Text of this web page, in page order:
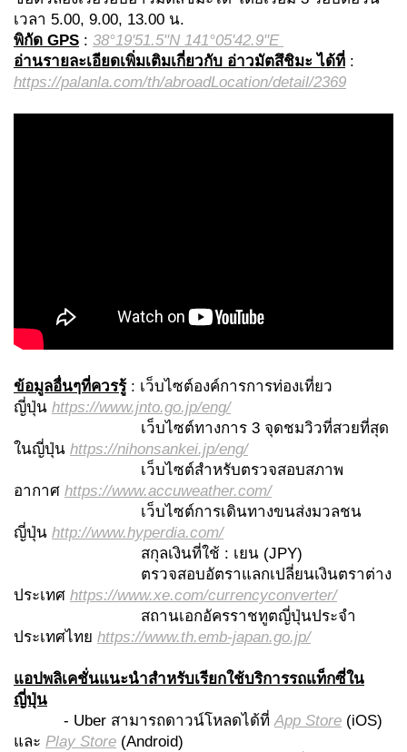
เวลา 5.00, 9.00, 13.00 น.
พิกัด GPS : 38°19'51.5"N 141°05'42.9"E
อ่านรายละเอียดเพิ่มเติมเกี่ยวกับ อ่าวมัตสึชิมะ ได้ที่ :
https://palanla.com/th/abroadLocation/detail/2369
ข้อมูลอื่นๆที่ควรรู้: เว็บไซต์องค์การการท่องเที่ยว
ญี่ปุ่น https://www.jnto.go.jp/eng/
เว็บไซต์ทางการ 3 จุดชมวิวที่สวยที่สุด
ในญี่ปุ่น https://nihonsankei.jp/eng/
เว็บไซต์สำหรับตรวจสอบสภาพ
อากาศ https://www.accuweather.com/
เว็บไซต์การเดินทางขนส่งมวลชน
ญี่ปุ่น http://www.hyperdia.com/
สกุลเงินที่ใช้ : เยน (JPY)
ตรวจสอบอัตราแลกเปลี่ยนเงินตราต่าง
ประเทศ https://www.xe.com/currencyconverter/
สถานเอกอัครราชทูตญี่ปุ่นประจำ
ประเทศไทย https://www.th.emb-japan.go.jp/
แอปพลิเคชั่นแนะนำสำหรับเรียกใช้บริการรถแท็กซี่ใน
ญี่ปุ่น
- Uber สามารถดาวน์โหลดได้ที่App Store (iOS)
และ Play Store (Android)